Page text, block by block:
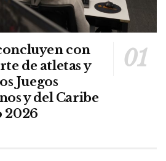
con
de atletas y
Juegos
y del Caribe
2026